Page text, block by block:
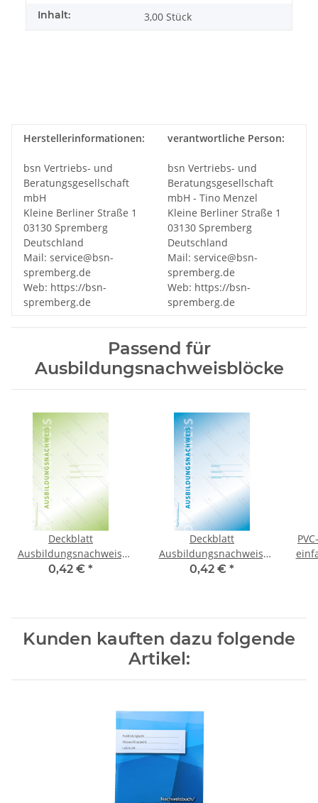
Inhalt: 3,00 Stück
Herstellerinformationen:
bsn Vertriebs- und
Beratungsgesellschaft
mbH
Kleine Berliner Straße 1
03130 Spremberg
Deutschland
Mail: service@bsn-
spremberg.de
Web: https://bsn-
spremberg.de
verantwortliche Person:
bsn Vertriebs- und
Beratungsgesellschaft
mbH - Tino Menzel
Kleine Berliner Straße 1
03130 Spremberg
Deutschland
Mail: service@bsn-
spremberg.de
Web: https://bsn-
spremberg.de
Passend für
Ausbildungsnachweisblöcke
Deckblatt
Ausbildungsnachweis,
leicht kartoniert
0,42 € *
Deckblatt
Ausbildungsnachweis,
leicht kartoniert
0,42 € *
Kunden kauften dazu folgende
Artikel: